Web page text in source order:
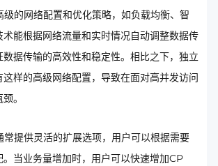
的网络配置和优化策略，如负载均衡、智
术能根据网络流量和实时情况自动调整数据传
据传输的高效性和稳定性。相比之下，独立
这样的高级网络配置，导致在面对高并发访问
。
提供灵活的扩展选项，用户可以根据需要
当业务量增加时，用户可以快速增加CP